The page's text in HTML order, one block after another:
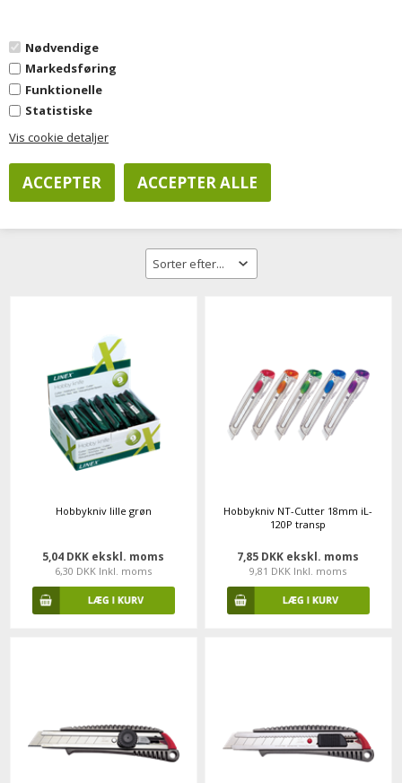
Nødvendige
Markedsføring
Funktionelle
Statistiske
Vis cookie detaljer
Forside»Kontorartikler
Skæreknive
Hobbykniv lille grøn
5,04 DKK ekskl. moms
6,30 DKK Inkl. moms
Hobbykniv NT-Cutter 18mm iL-
120P transp
7,85 DKK ekskl. moms
9,81 DKK Inkl. moms